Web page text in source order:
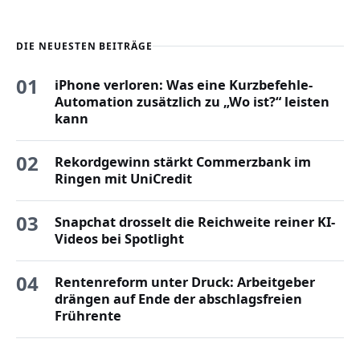
DIE NEUESTEN BEITRÄGE
01
iPhone verloren: Was eine Kurzbefehle-
Automation zusätzlich zu „Wo ist?“ leisten
kann
02
Rekordgewinn stärkt Commerzbank im
Ringen mit UniCredit
03
Snapchat drosselt die Reichweite reiner KI-
Videos bei Spotlight
04
Rentenreform unter Druck: Arbeitgeber
drängen auf Ende der abschlagsfreien
Frührente